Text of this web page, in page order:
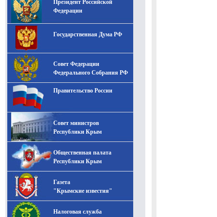
-- Лучшее, что можно сделать с хорошим советом, это
пропустить его мимо ушей. Он никогда не бывает
полезен никому, кроме того, кто его дал.
-- Люблю давать советы и очень не люблю, когда их
дают мне.
Президент Российской
Федерации
Государственная Дума РФ
Совет Федерации
Федерального Собрания РФ
Правительство России
Совет министров
Республики Крым
Общественная палата
Республики Крым
Газета
"Крымские известия"
Налоговая служба